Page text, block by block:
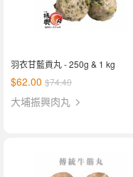
羽衣甘藍貢丸 - 250g & 1 kg
$62.00 $74.40
大埔振興肉丸